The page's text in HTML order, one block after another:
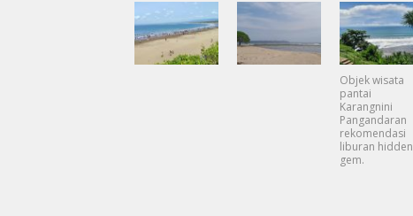
Objek wisata
pantai
Karangnini
Pangandaran
rekomendasi
liburan hidden
gem.